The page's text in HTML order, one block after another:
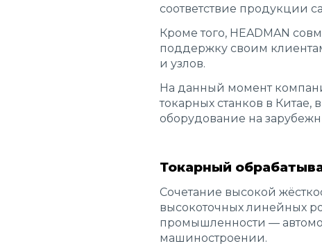
соответствие продукции
Кроме того, HEADMAN
поддержку своим
и узлов.
На данный момент
токарных станков в
оборудование на
Токарный
Сочетание высокой
высокоточных линейных
промышленности —
машиностроении.